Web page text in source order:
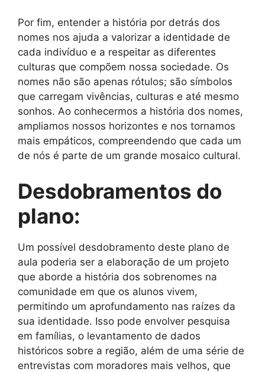
Por fim, entender a história por detrás dos
nomes nos ajuda a valorizar a identidade de
cada indivíduo e a respeitar as diferentes
culturas que compõem nossa sociedade. Os
nomes não são apenas rótulos; são símbolos
que carregam vivências, culturas e até mesmo
sonhos. Ao conhecermos a história dos nomes,
ampliamos nossos horizontes e nos tornamos
mais empáticos, compreendendo que cada um
de nós é parte de um grande mosaico cultural.
Desdobramentos do
plano:
Um possível desdobramento deste plano de
aula poderia ser a elaboração de um projeto
que aborde a história dos sobrenomes na
comunidade em que os alunos vivem,
permitindo um aprofundamento nas raízes da
sua identidade. Isso pode envolver pesquisa
em famílias, o levantamento de dados
históricos sobre a região, além de uma série de
entrevistas com moradores mais velhos, que